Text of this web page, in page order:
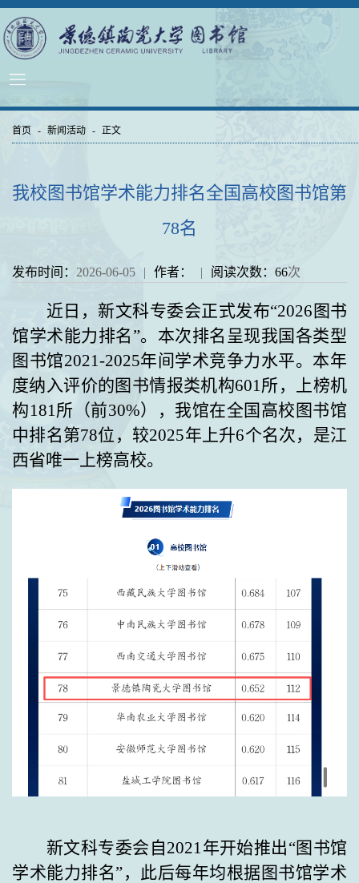
首页 - 新闻活动 - 正文
我校图书馆学术能力排名全国高校图书馆第
78名
发布时间： 2026-06-05 | 作者： | 阅读次数： 66次
近日，新文科专委会正式发布“2026 图书
馆学术能力排名”。本次排名呈现我国各类型
图书馆2021-2025年间学术竞争力水平。本年
度纳入评价的图书情报类机构601所，上榜机
构181所 （前30%），我馆在全国高校图书馆
中排名第78位， 较2025年上升6个名次，是江
西省唯一上榜高校。
新文科专委会自2021年开始推出“图书馆
学术能力排名”，此后每年均根据图书馆学术